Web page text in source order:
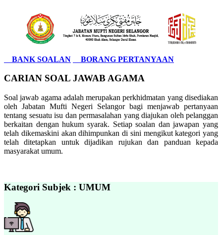
BANK SOALAN BORANG PERTANYAAN
CARIAN SOAL JAWAB AGAMA
Soal jawab agama adalah merupakan perkhidmatan yang disediakan
oleh Jabatan Mufti Negeri Selangor bagi menjawab pertanyaan
tentang sesuatu isu dan permasalahan yang diajukan oleh pelanggan
berkaitan dengan hukum syarak. Setiap soalan dan jawapan yang
telah dikemaskini akan dihimpunkan di sini mengikut kategori yang
telah ditetapkan untuk dijadikan rujukan dan panduan kepada
masyarakat umum.
Kategori Subjek : UMUM